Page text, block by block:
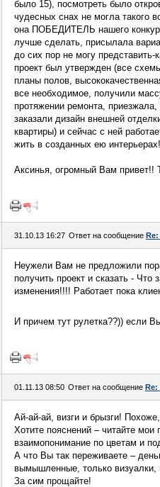
было 15), посмотреть было
чудесных снах не могла такого
она ПОБЕДИТЕЛЬ нашего
лучше сделать, присылала
до сих пор не могу
проект был утвержден (все
планы полов,
все необходимое, получили
протяжении ремонта,
заказали дизайн внешней
квартиры) и сейчас с ней
жить в созданных ею
Аксинья, огромный Вам привет!!
31.10.13 16:27 Ответ на сообщение
Неужели Вам не предложили
получить проект и сказать -
изменения!!!! Работает пока
И причем тут рулетка??)) если
01.11.13 08:50 Ответ на сообщение Re:
Ай-ай-ай, визги и брызги!
Хотите пояснений – читайте
взаимопонимание по цветам и
А что Вы так переживаете –
вымышленные, только визуалки,
За сим прощайте!